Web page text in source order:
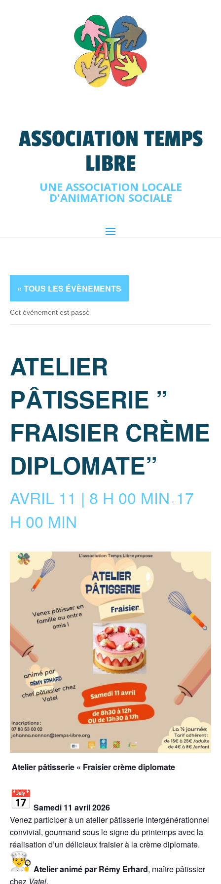
ASSOCIATION TEMPS
LIBRE
UNE ASSOCIATION LOCALE
D'ANIMATION SOCIALE
« TOUS LES ÉVÈNEMENTS
Cet évènement est passé
ATELIER
PÂTISSERIE ”
FRAISIER CRÈME
DIPLOMATE”
AVRIL 11 | 8 H 00 MIN - 17
H 00 MIN
Atelier pâtisserie « Fraisier crème diplomate
Samedi 11 avril 2026
Venez participer à un atelier pâtisserie intergénérationnel
convivial, gourmand sous le signe du printemps avec la
réalisation d’un délicieux fraisier à la crème diplomate.
Atelier animé par Rémy Erhard, maître pâtissier
chez Vatel.